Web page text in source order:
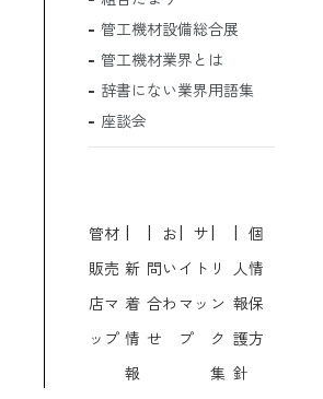
管工機材設備総合展
管工機材業界とは
辞書にない業界用語集
座談会
管材
販売
店マ
ップ
新
着
情
報
お
問い
合わ
せ
サ
イト
マッ
プ
リ
ン
ク
集
個
人情
報保
護方
針